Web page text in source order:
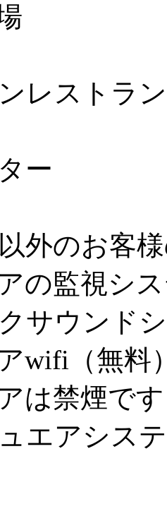
レストラン
ー
外のお客
の監視シ
サウンド
wifi（無料
は禁煙です
エアシス